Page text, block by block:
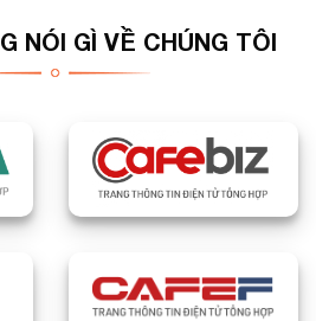
NÓI GÌ VỀ CHÚNG TÔI